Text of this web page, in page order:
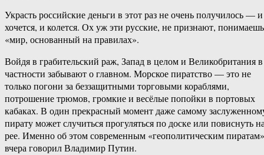
Украсть российские деньги в этот раз не очень получилось — и
хочется, и колется. Ох уж эти русские, не признают,
«мир, основанный на правилах».
Войдя в грабительский раж, Запад в целом и Великобритания в
частности забывают о главном. Морское пиратство — это не
только погони за беззащитными торговыми кораблями,
потрошение трюмов, громкие и весёлые попойки в портовых
кабаках. В один прекрасный момент даже самому
пирату может случиться прогуляться по доске или повиснуть
рее. Именно об этом современным «геополитическим пиратам»
вчера говорил Владимир Путин.